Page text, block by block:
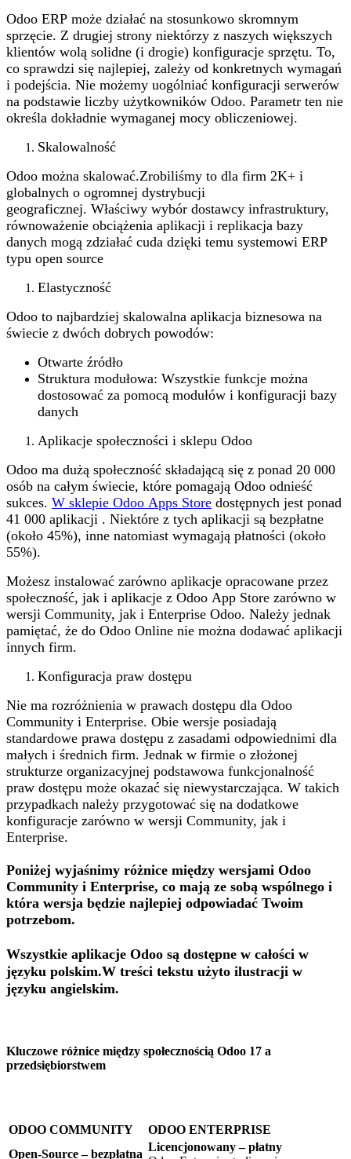
Odoo ERP może działać na stosunkowo skromnym
sprzęcie. Z drugiej strony niektórzy z naszych większych
klientów wolą solidne (i drogie) konfiguracje sprzętu. To,
co sprawdzi się najlepiej, zależy od konkretnych wymagań
i podejścia. Nie możemy uogólniać konfiguracji serwerów
na podstawie liczby użytkowników Odoo. Parametr ten nie
określa dokładnie wymaganej mocy obliczeniowej.
Skalowalność
Odoo można skalować.Zrobiliśmy to dla firm 2K+ i
globalnych o ogromnej dystrybucji
geograficznej. Właściwy wybór dostawcy infrastruktury,
równoważenie obciążenia aplikacji i replikacja bazy
danych mogą zdziałać cuda dzięki temu systemowi ERP
typu open source
Elastyczność
Odoo to najbardziej skalowalna aplikacja biznesowa na
świecie z dwóch dobrych powodów:
Otwarte źródło
Struktura modułowa: Wszystkie funkcje można
dostosować za pomocą modułów i konfiguracji bazy
danych
Aplikacje społeczności i sklepu Odoo
Odoo ma dużą społeczność składającą się z ponad 20 000
osób na całym świecie, które pomagają Odoo odnieść
sukces. W sklepie Odoo Apps Store dostępnych jest ponad
41 000 aplikacji . Niektóre z tych aplikacji są bezpłatne
(około 45%), inne natomiast wymagają płatności (około
55%).
Możesz instalować zarówno aplikacje opracowane przez
społeczność, jak i aplikacje z Odoo App Store zarówno w
wersji Community, jak i Enterprise Odoo. Należy jednak
pamiętać, że do Odoo Online nie można dodawać aplikacji
innych firm.
Konfiguracja praw dostępu
Nie ma rozróżnienia w prawach dostępu dla Odoo
Community i Enterprise. Obie wersje posiadają
standardowe prawa dostępu z zasadami odpowiednimi dla
małych i średnich firm. Jednak w firmie o złożonej
strukturze organizacyjnej podstawowa funkcjonalność
praw dostępu może okazać się niewystarczająca. W takich
przypadkach należy przygotować się na dodatkowe
konfiguracje zarówno w wersji Community, jak i
Enterprise.
Poniżej wyjaśnimy różnice między wersjami Odoo
Community i Enterprise, co mają ze sobą wspólnego i
która wersja będzie najlepiej odpowiadać Twoim
potrzebom.
Wszystkie aplikacje Odoo są dostępne w całości w
języku polskim.W treści tekstu użyto ilustracji w
języku angielskim.
Kluczowe różnice między społecznością Odoo 17 a
przedsiębiorstwem
ODOO COMMUNITY
ODOO ENTERPRISE
Open-Source – bezpłatna
Licencjonowany – płatny